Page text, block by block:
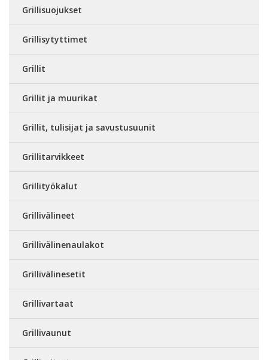
Grillisuojukset
Grillisytyttimet
Grillit
Grillit ja muurikat
Grillit, tulisijat ja savustusuunit
Grillitarvikkeet
Grillityökalut
Grillivälineet
Grillivälinenaulakot
Grillivälinesetit
Grillivartaat
Grillivaunut